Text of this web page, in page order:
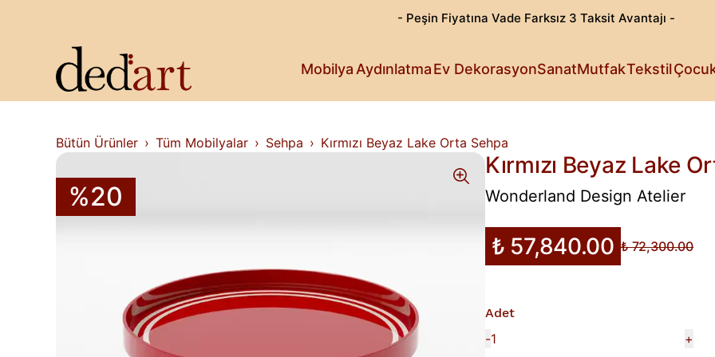
- Peşin Fiyatına Vade Farksız 3 Taksit Avantajı -
Mobilya
Kitaplık & Raf
Televizyon Ünitesi
Aydınlatma Işıldayan
Ev Dekorasyon Detaylı
Sanat Sanattan
Mutfak Estetik
Tekstil
Rahat
Küçüklerin
Patili
Fark
Bütün Ürünler Tüm Mobilyalar Sehpa Kırmızı Beyaz Lake Orta Sehpa
%20
Kırmızı Beyaz Lake
Wonderland Design Atelier
₺ 57,840.00 ₺ 72,300.00
Adet
- +